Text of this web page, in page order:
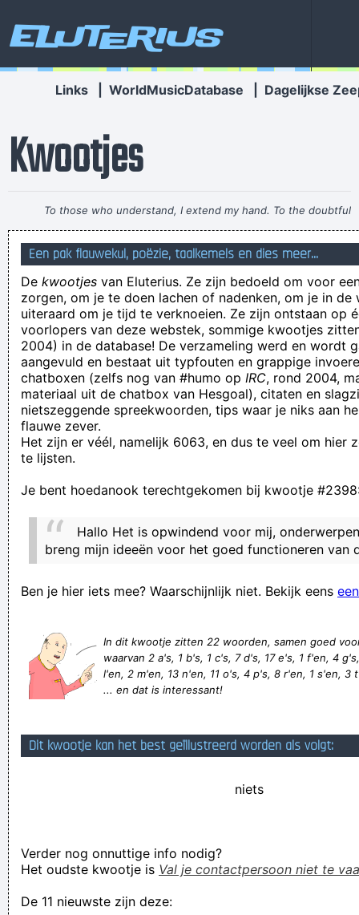
Eluterius
Links WorldMusicDatabase Dagelijkse
Kwootjes
To those who understand, I extend my hand. To the doubtful
I demand, Take me as I am~ Dream Theater
An interesting dialogue is worth comment. I feel that you
must write more on this topic, it won't be a taboo subject but
typically people are not sufficient to speak on such topics. To
the next. Cheer
Momenten zoals deze zijn degene die je zou moeten
gebruiken om je dierbaren eraan te herinneren hoe belangrijk
ze zijn.
Tell a man '17', he thinks '17'. Tell a woman '17', she thinks
'((1/10) * ((((7713/6)*2)-71)/20)+45)'
gevallen
Deze site bevat vooral veel informatie waarvan je niet goed
gaat weten wat je ermee moet of kunt doen
de gelijknamige plaat had gezongen en er vraag naar
De jacht op oogballen door alsmaar meer spectaculaire
roepstoeterij...
En wat al Catherine witt verliest ?
verzamelt familienamen die tevens lijdende voorwerpen zijn.
Verknoei je tijd op een nuttige manier!
Een pak flauwekul, poëzie, taalkemels en dies meer...
De kwootjes van Eluterius. Ze zijn bedoeld om voor
zorgen, om je te doen lachen of nadenken, om je in de
uiteraard om je tijd te verknoeien. Ze zijn ontstaan op
voorlopers van deze webstek, sommige kwootjes
2004) in de database! De verzameling werd en wordt
aangevuld en bestaat uit typfouten en grappige
chatboxen (zelfs nog van #humo op IRC, rond 2004,
materiaal uit de chatbox van Hesgoal), citaten en
nietszeggende spreekwoorden, tips waar je niks aan
flauwe zever.
Het zijn er véél, namelijk 6063, en dus te veel om hier
te lijsten.
Je bent hoedanook terechtgekomen bij kwootje
Hallo Het is opwindend voor mij,
breng mijn ideeën voor het goed functioneren van
Ben je hier iets mee? Waarschijnlijk niet. Bekijk eens
In dit kwootje zitten 22 woorden, samen goed
waarvan 2 a's, 1 b's, 1 c's, 7 d's, 17 e's, 1 f'en, 4
l'en, 2 m'en, 13 n'en, 11 o's, 4 p's, 8 r'en, 1 s'en, 3
... en dat is interessant!
Dit kwootje kan het best geïllustreerd worden als volgt:
niets
Verder nog onnuttige info nodig?
Het oudste kwootje is Val je contactpersoon niet te
De 11 nieuwste zijn deze: